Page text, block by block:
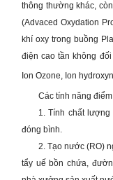
thông thường khác,
(Advaced Oxydation
khí oxy trong buồng
điện cao tần không
Ion Ozone, Ion
Các tính năng
1. Tính chất
đóng bình.
2. Tạo nước (RO)
tẩy uế bồn chứa,